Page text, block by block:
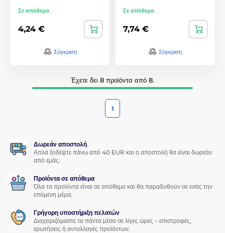
Σε απόθεμα
4,24 €
Σύγκριση
Σε απόθεμα
7,74 €
Σύγκριση
Έχετε δει 8 προϊόντα από 8.
1
Δωρεάν αποστολή
Απλά ξοδέψτε πάνω από 40 EUR και η αποστολή θα είναι δωρεάν
από εμάς.
Προϊόντα σε απόθεμα
Όλα τα προϊόντα είναι σε απόθεμα και θα παραδοθούν σε εσάς την
επόμενη μέρα.
Γρήγορη υποστήριξη πελατών
Διαχειριζόμαστε τα πάντα μέσα σε λίγες ώρες – επιστροφές,
ερωτήσεις ή ανταλλαγές προϊόντων.